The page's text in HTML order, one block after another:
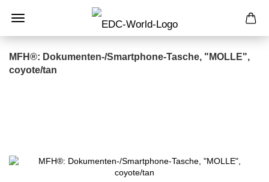
MFH®: Dokumenten-/Smartphone-Tasche, "MOLLE",
coyote/tan